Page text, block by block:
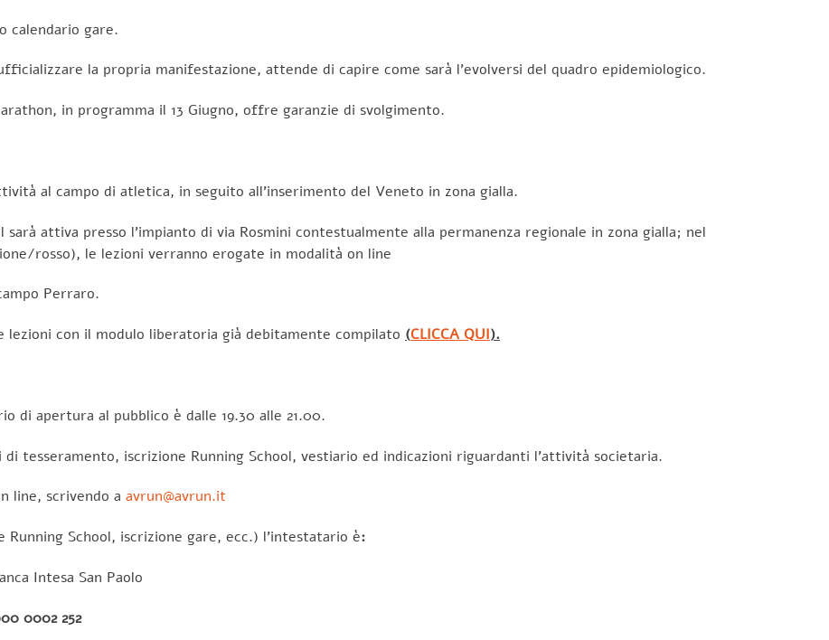
calendario gare.
la propria manifestazione, attende di capire come sarà l’evolversi del quadro epidemiologico.
in programma il 13 Giugno, offre garanzie di svolgimento.
al campo di atletica, in seguito all’inserimento del Veneto in zona gialla.
sarà attiva presso l’impianto di via Rosmini contestualmente alla permanenza regionale in zona gialla; nel
rosso), le lezioni verranno erogate in modalità on line
Perraro.
lezioni con il modulo liberatoria già debitamente compilato (CLICCA QUI).
di apertura al pubblico è dalle 19.30 alle 21.00.
tesseramento, iscrizione Running School, vestiario ed indicazioni riguardanti l’attività societaria.
line, scrivendo a avrun@avrun.it
School, iscrizione gare, ecc.) l’intestatario è:
Intesa San Paolo
0002 252